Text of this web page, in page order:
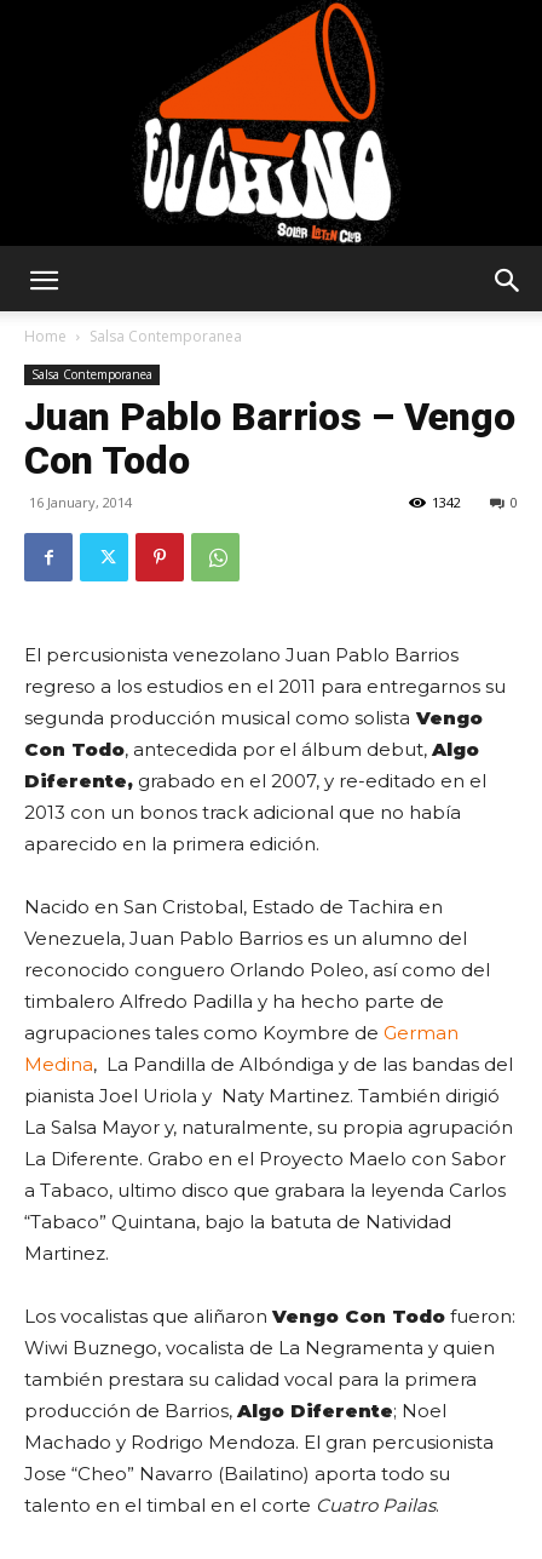
Latin
Home Salsa Contemporanea
Salsa Contemporanea
Juan Pablo Barrios – Vengo
Con Todo
16 January, 2014 0
1342
El percusionista venezolano Juan Pablo Barrios
regreso a los estudios en el 2011 para entregarnos su
segunda producción musical como solista Vengo
Con Todo, antecedida por el álbum debut, Algo
Diferente, grabado en el 2007, y re-editado en el
2013 con un bonos track adicional que no había
aparecido en la primera edición.
Nacido en San Cristobal, Estado de Tachira en
Venezuela, Juan Pablo Barrios es un alumno del
reconocido conguero Orlando Poleo, así como del
timbalero Alfredo Padilla y ha hecho parte de
agrupaciones tales como Koymbre de German
Medina, La Pandilla de Albóndiga y de las bandas del
pianista Joel Uriola y Naty Martinez. También dirigió
La Salsa Mayor y, naturalmente, su propia agrupación
La Diferente. Grabo en el Proyecto Maelo con Sabor
a Tabaco, ultimo disco que grabara la leyenda Carlos
“Tabaco” Quintana, bajo la batuta de Natividad
Martinez.
Los vocalistas que aliñaron Vengo Con Todo fueron:
Wiwi Buznego, vocalista de La Negramenta y quien
también prestara su calidad vocal para la primera
producción de Barrios, Algo Diferente; Noel
Machado y Rodrigo Mendoza. El gran percusionista
Jose “Cheo” Navarro (Bailatino) aporta todo su
talento en el timbal en el corte Cuatro Pailas.